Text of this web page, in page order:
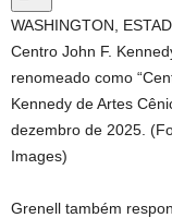
WASHINGTON,
Centro John F.
renomeado como
Kennedy de Artes
dezembro de 2025.
Images)
Grenell também